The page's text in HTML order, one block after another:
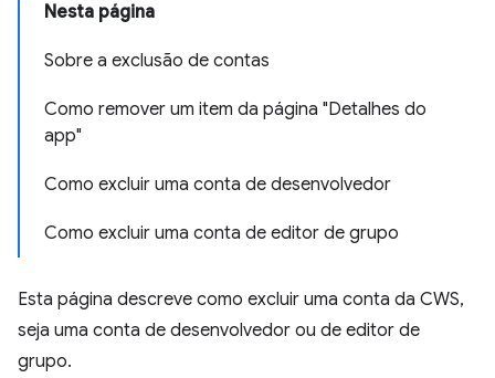
Nesta página
Sobre a exclusão de contas
Como remover um item da página "Detalhes do
app"
Como excluir uma conta de desenvolvedor
Como excluir uma conta de editor de grupo
Esta página descreve como excluir uma conta da CWS,
seja uma conta de desenvolvedor ou de editor de
grupo.